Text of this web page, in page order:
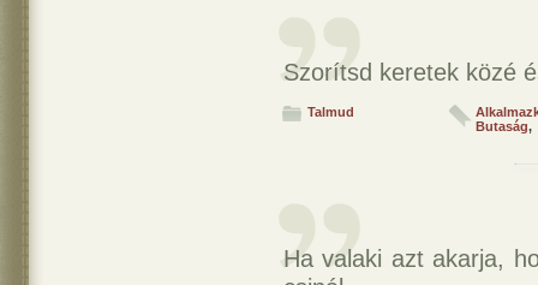
Szorítsd keretek közé
Talmud
Butaság,
Ha valaki azt akarja,